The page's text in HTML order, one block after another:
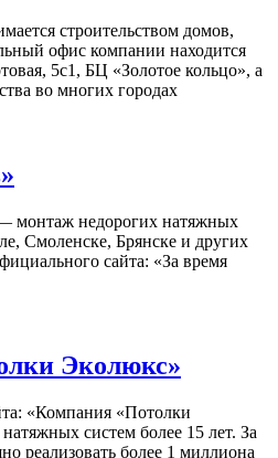
строительством домов,
офис компании находится
5с1, БЦ «Золотое кольцо», а
во многих городах
монтаж недорогих натяжных
Смоленске, Брянске и других
сайта: «За время
Эколюкс»
«Компания «Потолки
систем более 15 лет. За
реализовать более 1 миллиона